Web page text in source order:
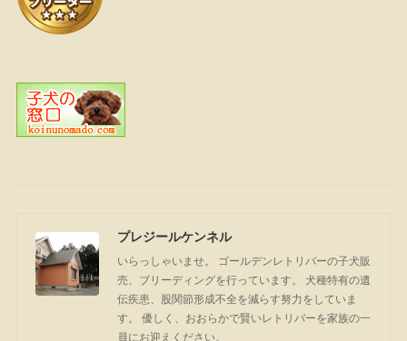
プレジールケンネル
いらっしゃいませ。 ゴールデンレトリバーの子犬販
売、ブリーディングを行っています。 犬種特有の遺
伝疾患、股関節形成不全を減らす努力をしていま
す。 優しく、おおらかで賢いレトリバーを家族の一
員にお迎えください。